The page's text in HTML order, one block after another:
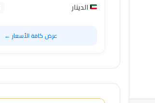
الدينار
عرض كافة الأسعار ←